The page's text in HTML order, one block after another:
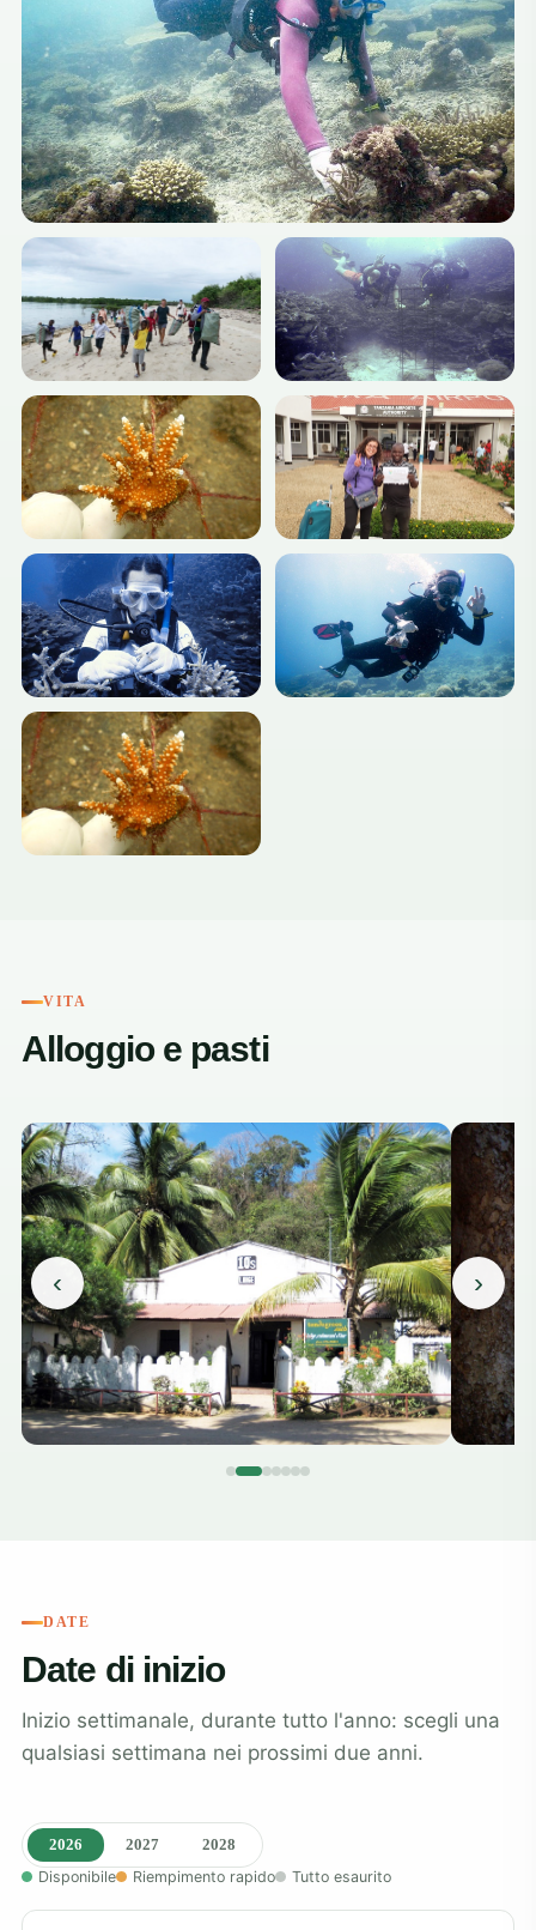
VITA
Alloggio e pasti
‹ ›
DATE
Date di inizio
Inizio settimanale, durante tutto l'anno: scegli una
qualsiasi settimana nei prossimi due anni.
2026 2027
2028
Disponibile
Riempimento rapido Tutto esaurito